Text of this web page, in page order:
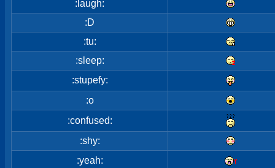
:laugh:
:D
:tu:
:sleep:
:stupefy:
:o
:confused:
:shy:
:yeah: